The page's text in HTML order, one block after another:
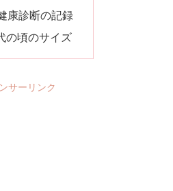
康診断の記録
の頃のサイズ
サーリンク